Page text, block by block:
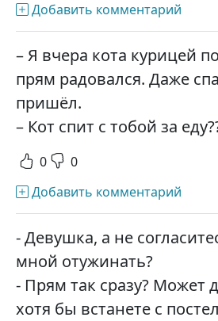
Добавить комментарий
– Я вчера кота курицей
прям радовался. Даже
пришёл.
– Кот спит с тобой за
0 0
Добавить комментарий
- Девушка, а не
мной отужинать?
- Прям так сразу? Может
хотя бы встанете с